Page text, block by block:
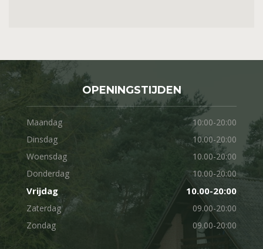
OPENINGSTIJDEN
Maandag
10:00-20:00
Dinsdag
10.00-20:00
Woensdag
10.00-20:00
Donderdag
10.00-20:00
Vrijdag 10.00-20:00
Zaterdag
09.00-20:00
Zondag
09.00-20:00